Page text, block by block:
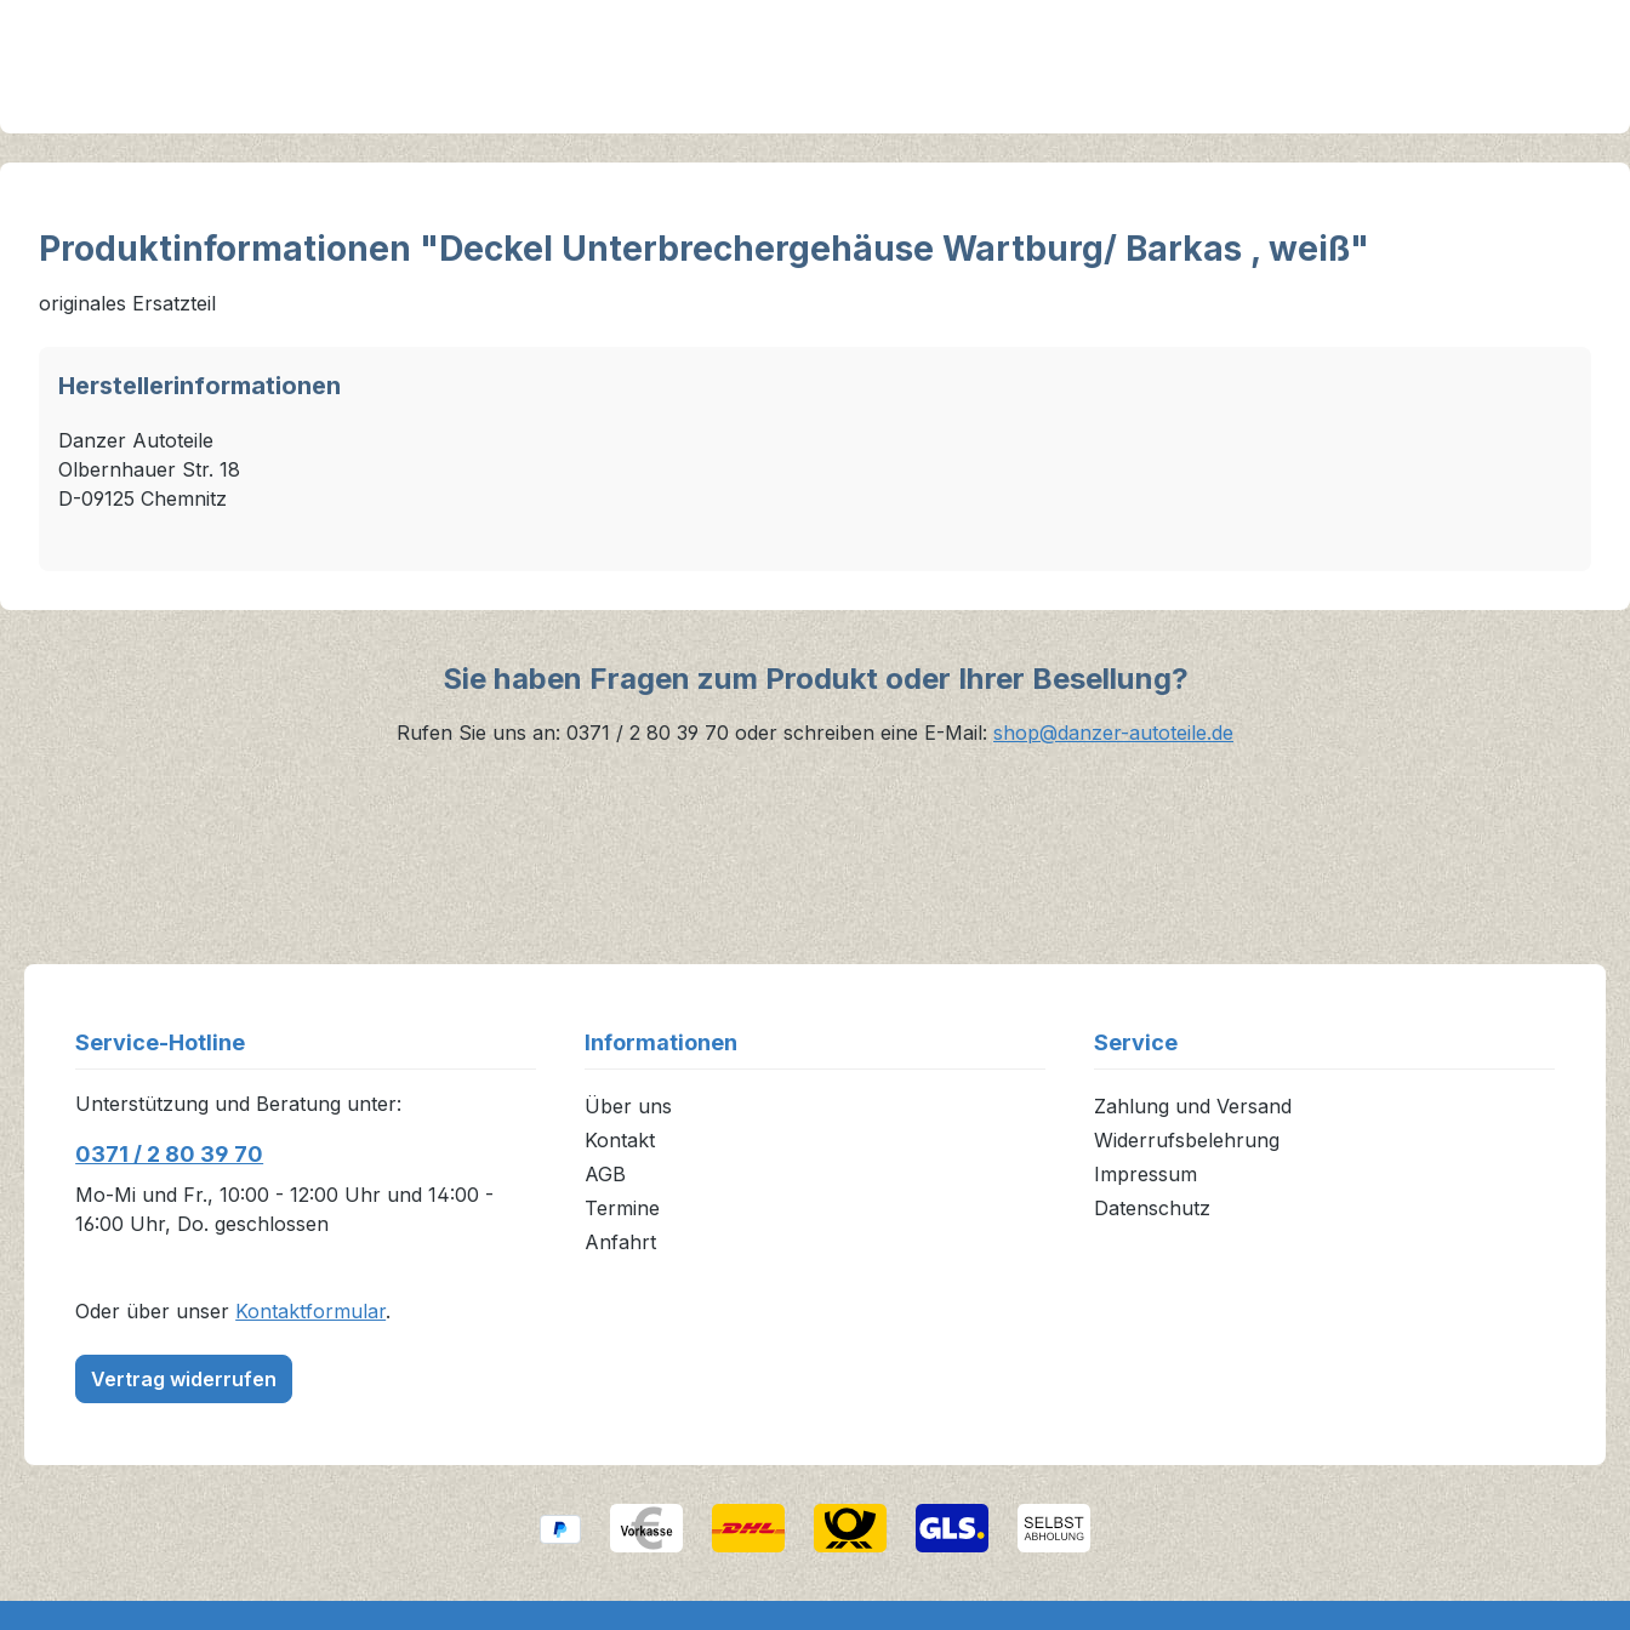
Produktinformationen "Deckel Unterbrechergehäuse Wartburg/ Barkas , weiß"
originales Ersatzteil
Herstellerinformationen
Danzer Autoteile
Olbernhauer Str. 18
D-09125 Chemnitz
Sie haben Fragen zum Produkt oder Ihrer Besellung?
Rufen Sie uns an: 0371 / 2 80 39 70 oder schreiben eine E-Mail: shop@danzer-autoteile.de
Service-Hotline
Unterstützung und Beratung unter:
0371 / 2 80 39 70
Mo-Mi und Fr., 10:00 - 12:00 Uhr und 14:00 -
16:00 Uhr, Do. geschlossen
Oder über unser Kontaktformular.
Vertrag widerrufen
Informationen
Über uns
Kontakt
AGB
Termine
Anfahrt
Service
Zahlung und Versand
Widerrufsbelehrung
Impressum
Datenschutz